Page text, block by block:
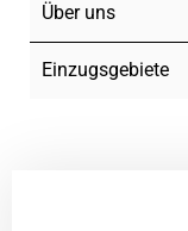
Über uns
Einzugsgebiete